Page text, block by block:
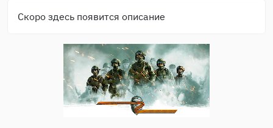
Скоро здесь появится описание